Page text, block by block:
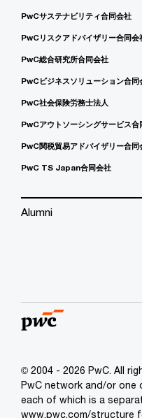
PwCサステナビリティ合同会社
PwCリスクアドバイザリー合同会
PwC総合研究所合同会社
PwCビジネスソリューション合同
PwC社会保険労務士法人
PwCアウトソーシングサービス合
PwC関税貿易アドバイザリー合同
PwC TS Japan合同会社
Alumni
© 2004 - 2026 PwC. All
PwC network and/or one
each of which is a
www.pwc.com/structure